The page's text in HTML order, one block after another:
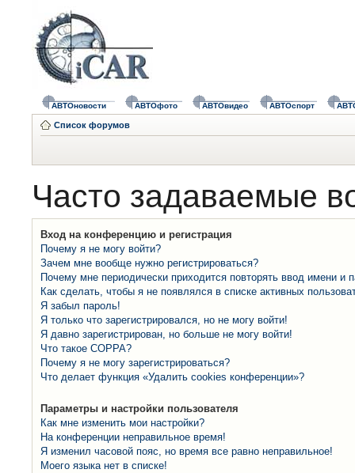
АВТОновости АВТОфото АВТОвидео АВТОспорт
Список форумов
Часто задаваемые
Вход на конференцию и регистрация
Почему я не могу войти?
Зачем мне вообще нужно регистрироваться?
Почему мне периодически приходится повторять ввод имени и
Как сделать, чтобы я не появлялся в списке активных
Я забыл пароль!
Я только что зарегистрировался, но не могу войти!
Я давно зарегистрирован, но больше не могу войти!
Что такое COPPA?
Почему я не могу зарегистрироваться?
Что делает функция «Удалить cookies конференции»?
Параметры и настройки пользователя
Как мне изменить мои настройки?
На конференции неправильное время!
Я изменил часовой пояс, но время все равно неправильное!
Моего языка нет в списке!